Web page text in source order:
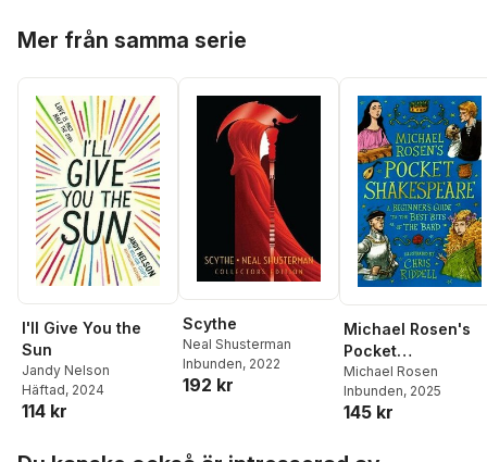
Mer från samma serie
I'll Give You the
Sun
Jandy Nelson
Häftad, 2024
114 kr
Scythe
Neal Shusterman
Inbunden, 2022
192 kr
Michael Rosen's
Pocket
Shakespeare: A
Beginner's Guide
the Best Bits of
Michael Rosen
Inbunden, 2025
145 kr